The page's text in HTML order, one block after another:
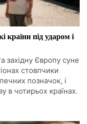
країни під ударом і
західну Європу суне
стовпчики
позначок, і
в чотирьох країнах.